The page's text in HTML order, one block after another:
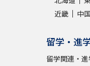
近畿
中
留学・進
留学関連・